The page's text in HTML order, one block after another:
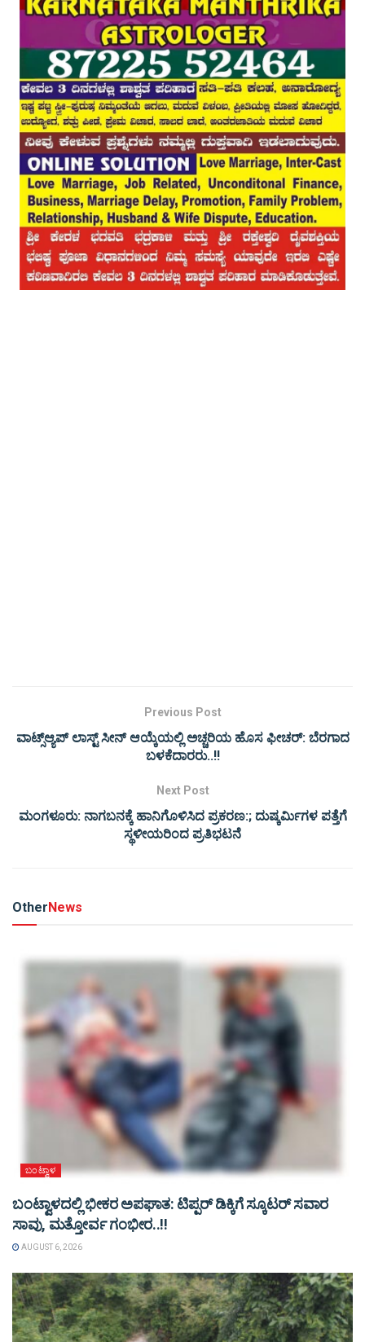
Previous Post
ವಾಟ್ಸ್​ಆ್ಯಪ್​ ಲಾಸ್ಟ್​ ಸೀನ್​ ಆಯ್ಕೆಯಲ್ಲಿ ಅಚ್ಚರಿಯ ಹೊಸ ಫೀಚರ್: ಬೆರಗಾದ
ಬಳಕೆದಾರರು..!!
Next Post
ಮಂಗಳೂರು: ನಾಗಬನಕ್ಕೆ ಹಾನಿಗೊಳಿಸಿದ ಪ್ರಕರಣ:; ದುಷ್ಕರ್ಮಿಗಳ ಪತ್ತೆಗೆ
ಸ್ಥಳೀಯರಿಂದ ಪ್ರತಿಭಟನೆ
Other News
ಬಂಟ್ವಾಳ
ಬಂಟ್ವಾಳದಲ್ಲಿ ಭೀಕರ ಅಪಘಾತ: ಟಿಪ್ಪರ್ ಡಿಕ್ಕಿಗೆ ಸ್ಕೂಟರ್ ಸವಾರ
ಸಾವು, ಮತ್ತೋರ್ವ ಗಂಭೀರ..!!
AUGUST 6, 2026